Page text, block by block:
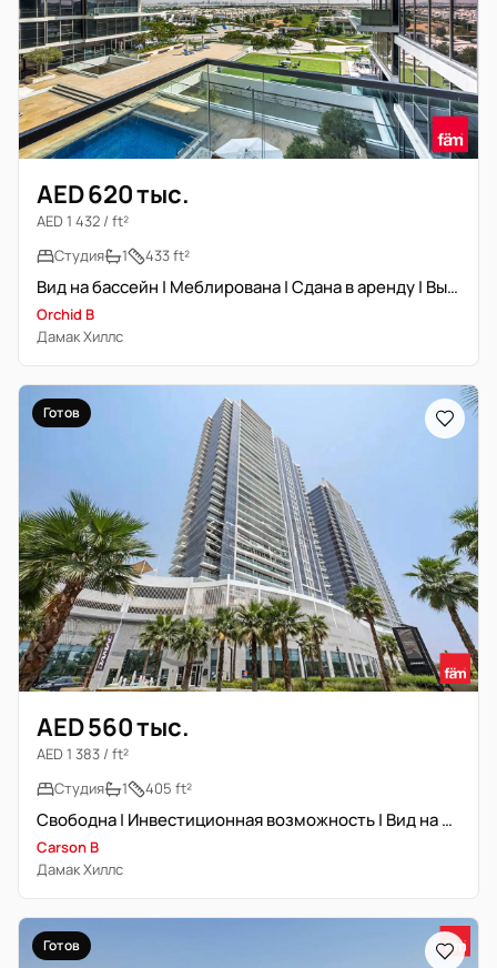
AED 620 тыс.
AED 1 432 / ft²
Студия
1 433 ft²
Вид на бассейн | Меблирована | Сдана в аренду | Высокая доходность
Orchid B
Дамак Хиллс
Готов
AED 560 тыс.
AED 1 383 / ft²
Студия
1 405 ft²
Свободна | Инвестиционная возможность | Вид на коммьюти
Carson B
Дамак Хиллс
Готов